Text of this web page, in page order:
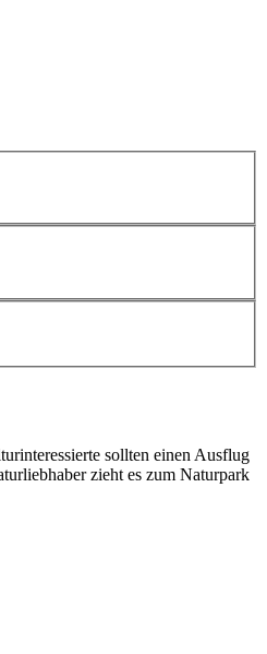
sollten einen Ausflug
zieht es zum Naturpark